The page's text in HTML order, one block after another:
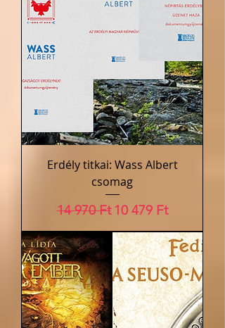
Erdély titkai: Wass Albert
csomag
Szokásos ár
14 970 Ft Akciós ár
10 479 Ft